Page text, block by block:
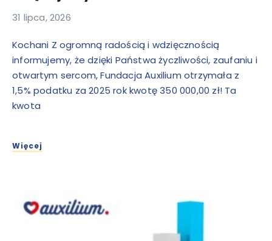
31 lipca, 2026
Kochani Z ogromną radością i wdzięcznością
informujemy, że dzięki Państwa życzliwości, zaufaniu i
otwartym sercom, Fundacja Auxilium otrzymała z
1,5% podatku za 2025 rok kwotę 350 000,00 zł! Ta
kwota
Więcej